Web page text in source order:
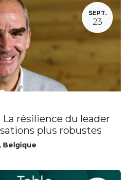
SEPT.
23
résilience du leader
plus robustes
, Belgique